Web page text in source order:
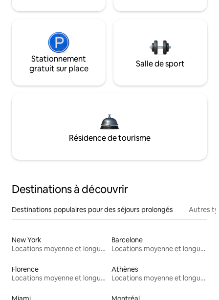
Stationnement
gratuit sur place
Salle de sport
Résidence de tourisme
Destinations à découvrir
Destinations populaires pour des séjours prolongés Autres
New York
Locations moyenne et longue durée
Barcelone
Locations moyenne et longue durée
Florence
Locations moyenne et longue durée
Athènes
Locations moyenne et longue durée